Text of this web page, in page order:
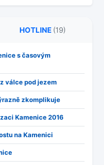
HOTLINE (19)
s časovým
válce pod jezem
zkomplikuje
Kamenice 2016
na Kamenici